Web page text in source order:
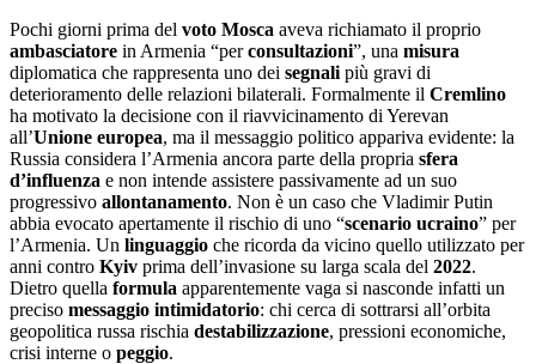
Pochi giorni prima del voto Mosca aveva richiamato il proprio
ambasciatore in Armenia “perconsultazioni”, una misura
diplomatica che rappresenta uno dei segnali più gravi di
deterioramento delle relazioni bilaterali. Formalmente il Cremlino
ha motivato la decisione con il riavvicinamento di Yerevan
all’Unione europea, ma il messaggio politico appariva evidente: la
Russia considera l’Armenia ancora parte della propria sfera
d’influenza e non intende assistere passivamente ad un suo
progressivo allontanamento. Non è un caso che Vladimir Putin
abbia evocato apertamente il rischio di uno “scenario ucraino” per
l’Armenia. Un linguaggio che ricorda da vicino quello utilizzato per
anni contro Kyiv prima dell’invasione su larga scala del 2022.
Dietro quella formula apparentemente vaga si nasconde infatti un
preciso messaggio intimidatorio: chi cerca di sottrarsi all’orbita
geopolitica russa rischia destabilizzazione, pressioni economiche,
crisi interne o peggio.